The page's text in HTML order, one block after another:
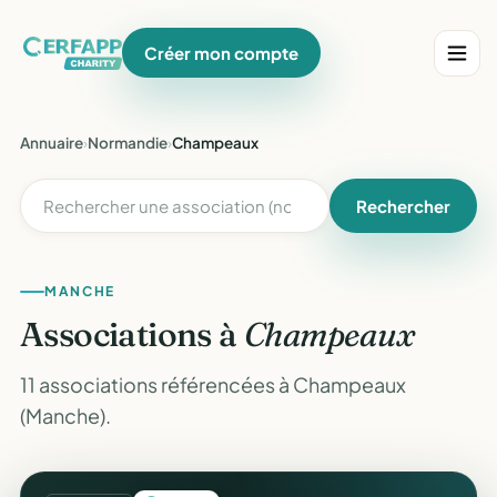
Créer mon compte
Annuaire›Normandie›Champeaux
Rechercher
MANCHE
Associations à Champeaux
11 associations référencées à Champeaux
(Manche).